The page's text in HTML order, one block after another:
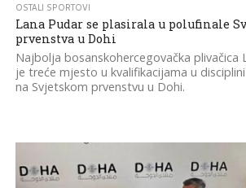
OSTALI SPORTOVI
Lana Pudar se plasirala u polufinale
prvenstva u Dohi
Najbolja bosanskohercegovačka plivačica
je treće mjesto u kvalifikacijama u
na Svjetskom prvenstvu u Dohi.